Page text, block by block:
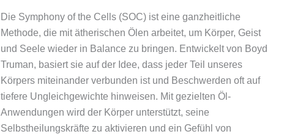
Die Symphony of the Cells (SOC) ist eine ganzheitliche
Methode, die mit ätherischen Ölen arbeitet, um Körper, Geist
und Seele wieder in Balance zu bringen. Entwickelt von Boyd
Truman, basiert sie auf der Idee, dass jeder Teil unseres
Körpers miteinander verbunden ist und Beschwerden oft auf
tiefere Ungleichgewichte hinweisen. Mit gezielten Öl-
Anwendungen wird der Körper unterstützt, seine
Selbstheilungskräfte zu aktivieren und ein Gefühl von